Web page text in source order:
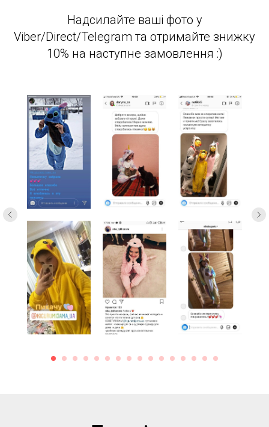
Надсилайте ваші фото у
Viber/Direct/Telegram та отримайте знижку
10% на наступне замовлення :)